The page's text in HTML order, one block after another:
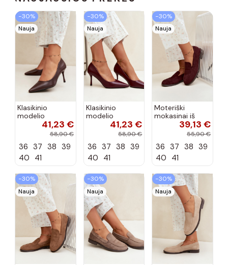
−30%
Nauja
Klasikinio
modelio
aukštakulniai
šokolado
spalvos Nesha
41,23 €
58,90 €
36 37 38 39
40 41
−30%
Nauja
Klasikinio
modelio
aukštakulniai
bordo spalvos
Nesha
41,23 €
58,90 €
36 37 38 39
40 41
−30%
Nauja
Moteriški
mokasinai iš
dirbtinės
zomšos, bordo
39,13 €
55,90 €
36 37 38 39
40 41
−30%
Nauja
−30%
Nauja
−30%
Nauja